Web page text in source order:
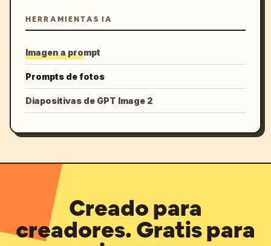
HERRAMIENTAS IA
Imagen a prompt
Prompts de fotos
Diapositivas de GPT Image 2
Creado para
creadores. Gratis para